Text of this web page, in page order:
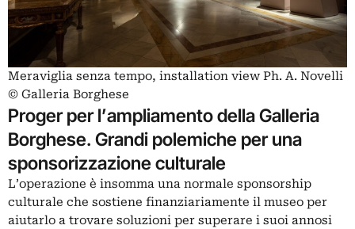
Meraviglia senza tempo, installation view Ph. A. Novelli
© Galleria Borghese
Proger per l’ampliamento della Galleria
Borghese. Grandi polemiche per una
sponsorizzazione culturale
L’operazione è insomma una normale sponsorship
culturale che sostiene finanziariamente il museo per
aiutarlo a trovare soluzioni per superare i suoi annosi